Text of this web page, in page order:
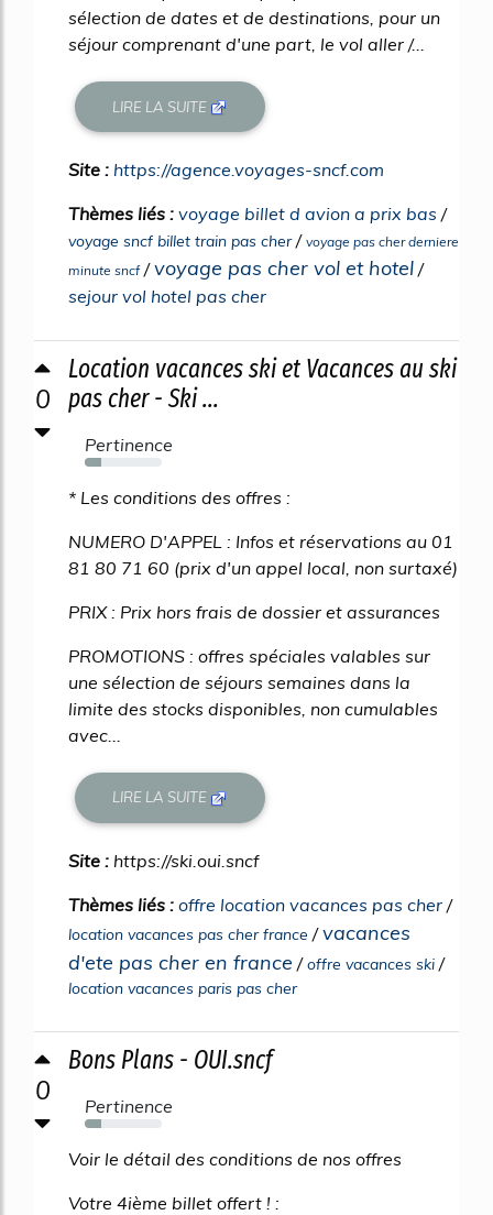
sélection de dates et de destinations, pour un
séjour comprenant d'une part, le vol aller /...
LIRE LA SUITE
Site : https://agence.voyages-sncf.com
Thèmes liés : voyage billet d avion a prix bas /
voyage sncf billet train pas cher/ voyage pas cher derniere
minute sncf/voyage pas cher vol et hotel /
sejour vol hotel pas cher
0
Location vacances ski et Vacances au ski
pas cher - Ski ...
Pertinence
22%
* Les conditions des offres :
NUMERO D'APPEL : Infos et réservations au 01
81 80 71 60 (prix d'un appel local, non surtaxé)
PRIX : Prix hors frais de dossier et assurances
PROMOTIONS : offres spéciales valables sur
une sélection de séjours semaines dans la
limite des stocks disponibles, non cumulables
avec...
LIRE LA SUITE
Site : https://ski.oui.sncf
Thèmes liés : offre location vacances pas cher /
location vacances pas cher france /vacances
d'ete pas cher en france /offre vacances ski /
location vacances paris pas cher
0
Bons Plans - OUI.sncf
Pertinence
21%
Voir le détail des conditions de nos offres
Votre 4ième billet offert ! :